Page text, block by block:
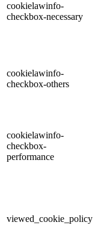
cookielawinfo-
checkbox-necessary
cookielawinfo-
checkbox-others
cookielawinfo-
checkbox-
performance
viewed_cookie_policy